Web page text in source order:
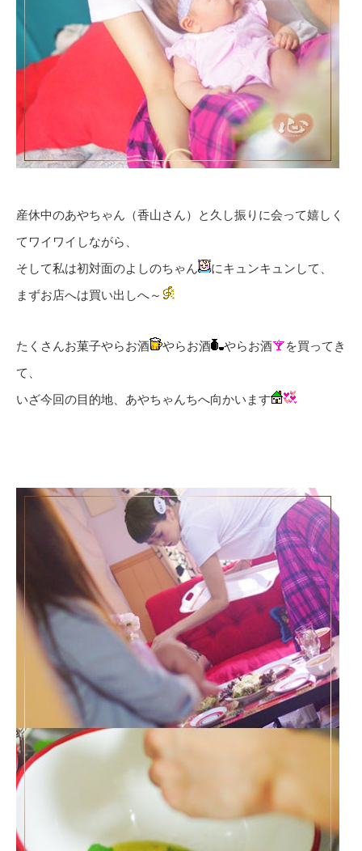
産休中のあやちゃん（香山さん）と久し振りに会って嬉しく
てワイワイしながら、
そして私は初対面のよしのちゃん
にキュンキュンして、
まずお店へは買い出しへ～
たくさんお菓子やらお酒 やらお酒 やらお酒
を買ってき
て、
いざ今回の目的地、あやちゃんちへ向かいます